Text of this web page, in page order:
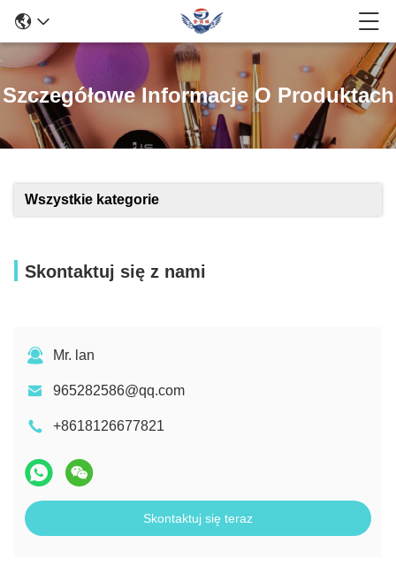
Szczegółowe Informacje O Produktach
Wszystkie kategorie
Skontaktuj się z nami
Mr. lan
965282586@qq.com
+8618126677821
Skontaktuj się teraz